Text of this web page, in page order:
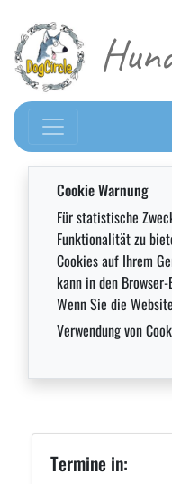
Cookie Warnung
Für statistische
Funktionalität zu
Cookies auf Ihrem
kann in den
Wenn Sie die
Verwendung von
Termine in: